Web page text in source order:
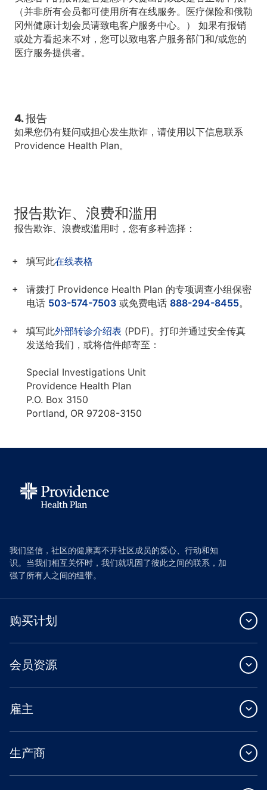
（并非所有会员都可使用所有在线服务。医疗保险和俄勒
冈州健康计划会员请致电客户服务中心。） 如果有报销
或处方看起来不对，您可以致电客户服务部门和/或您的
医疗服务提供者。
4. 报告
如果您仍有疑问或担心发生欺诈，请使用以下信息联系
Providence Health Plan。
报告欺诈、浪费和滥用
报告欺诈、浪费或滥用时，您有多种选择：
填写此在线表格
请拨打 Providence Health Plan 的专项调查小组保密
电话 503-574-7503 或免费电话 888-294-8455。
填写此外部转诊介绍表 (PDF)。打印并通过安全传真
发送给我们，或将信件邮寄至：
Special Investigations Unit
Providence Health Plan
P.O. Box 3150
Portland, OR 97208-3150
我们坚信，社区的健康离不开社区成员的爱心、行动和知
识。当我们相互关怀时，我们就巩固了彼此之间的联系，加
强了所有人之间的纽带。
购买计划
会员资源
雇主
生产商